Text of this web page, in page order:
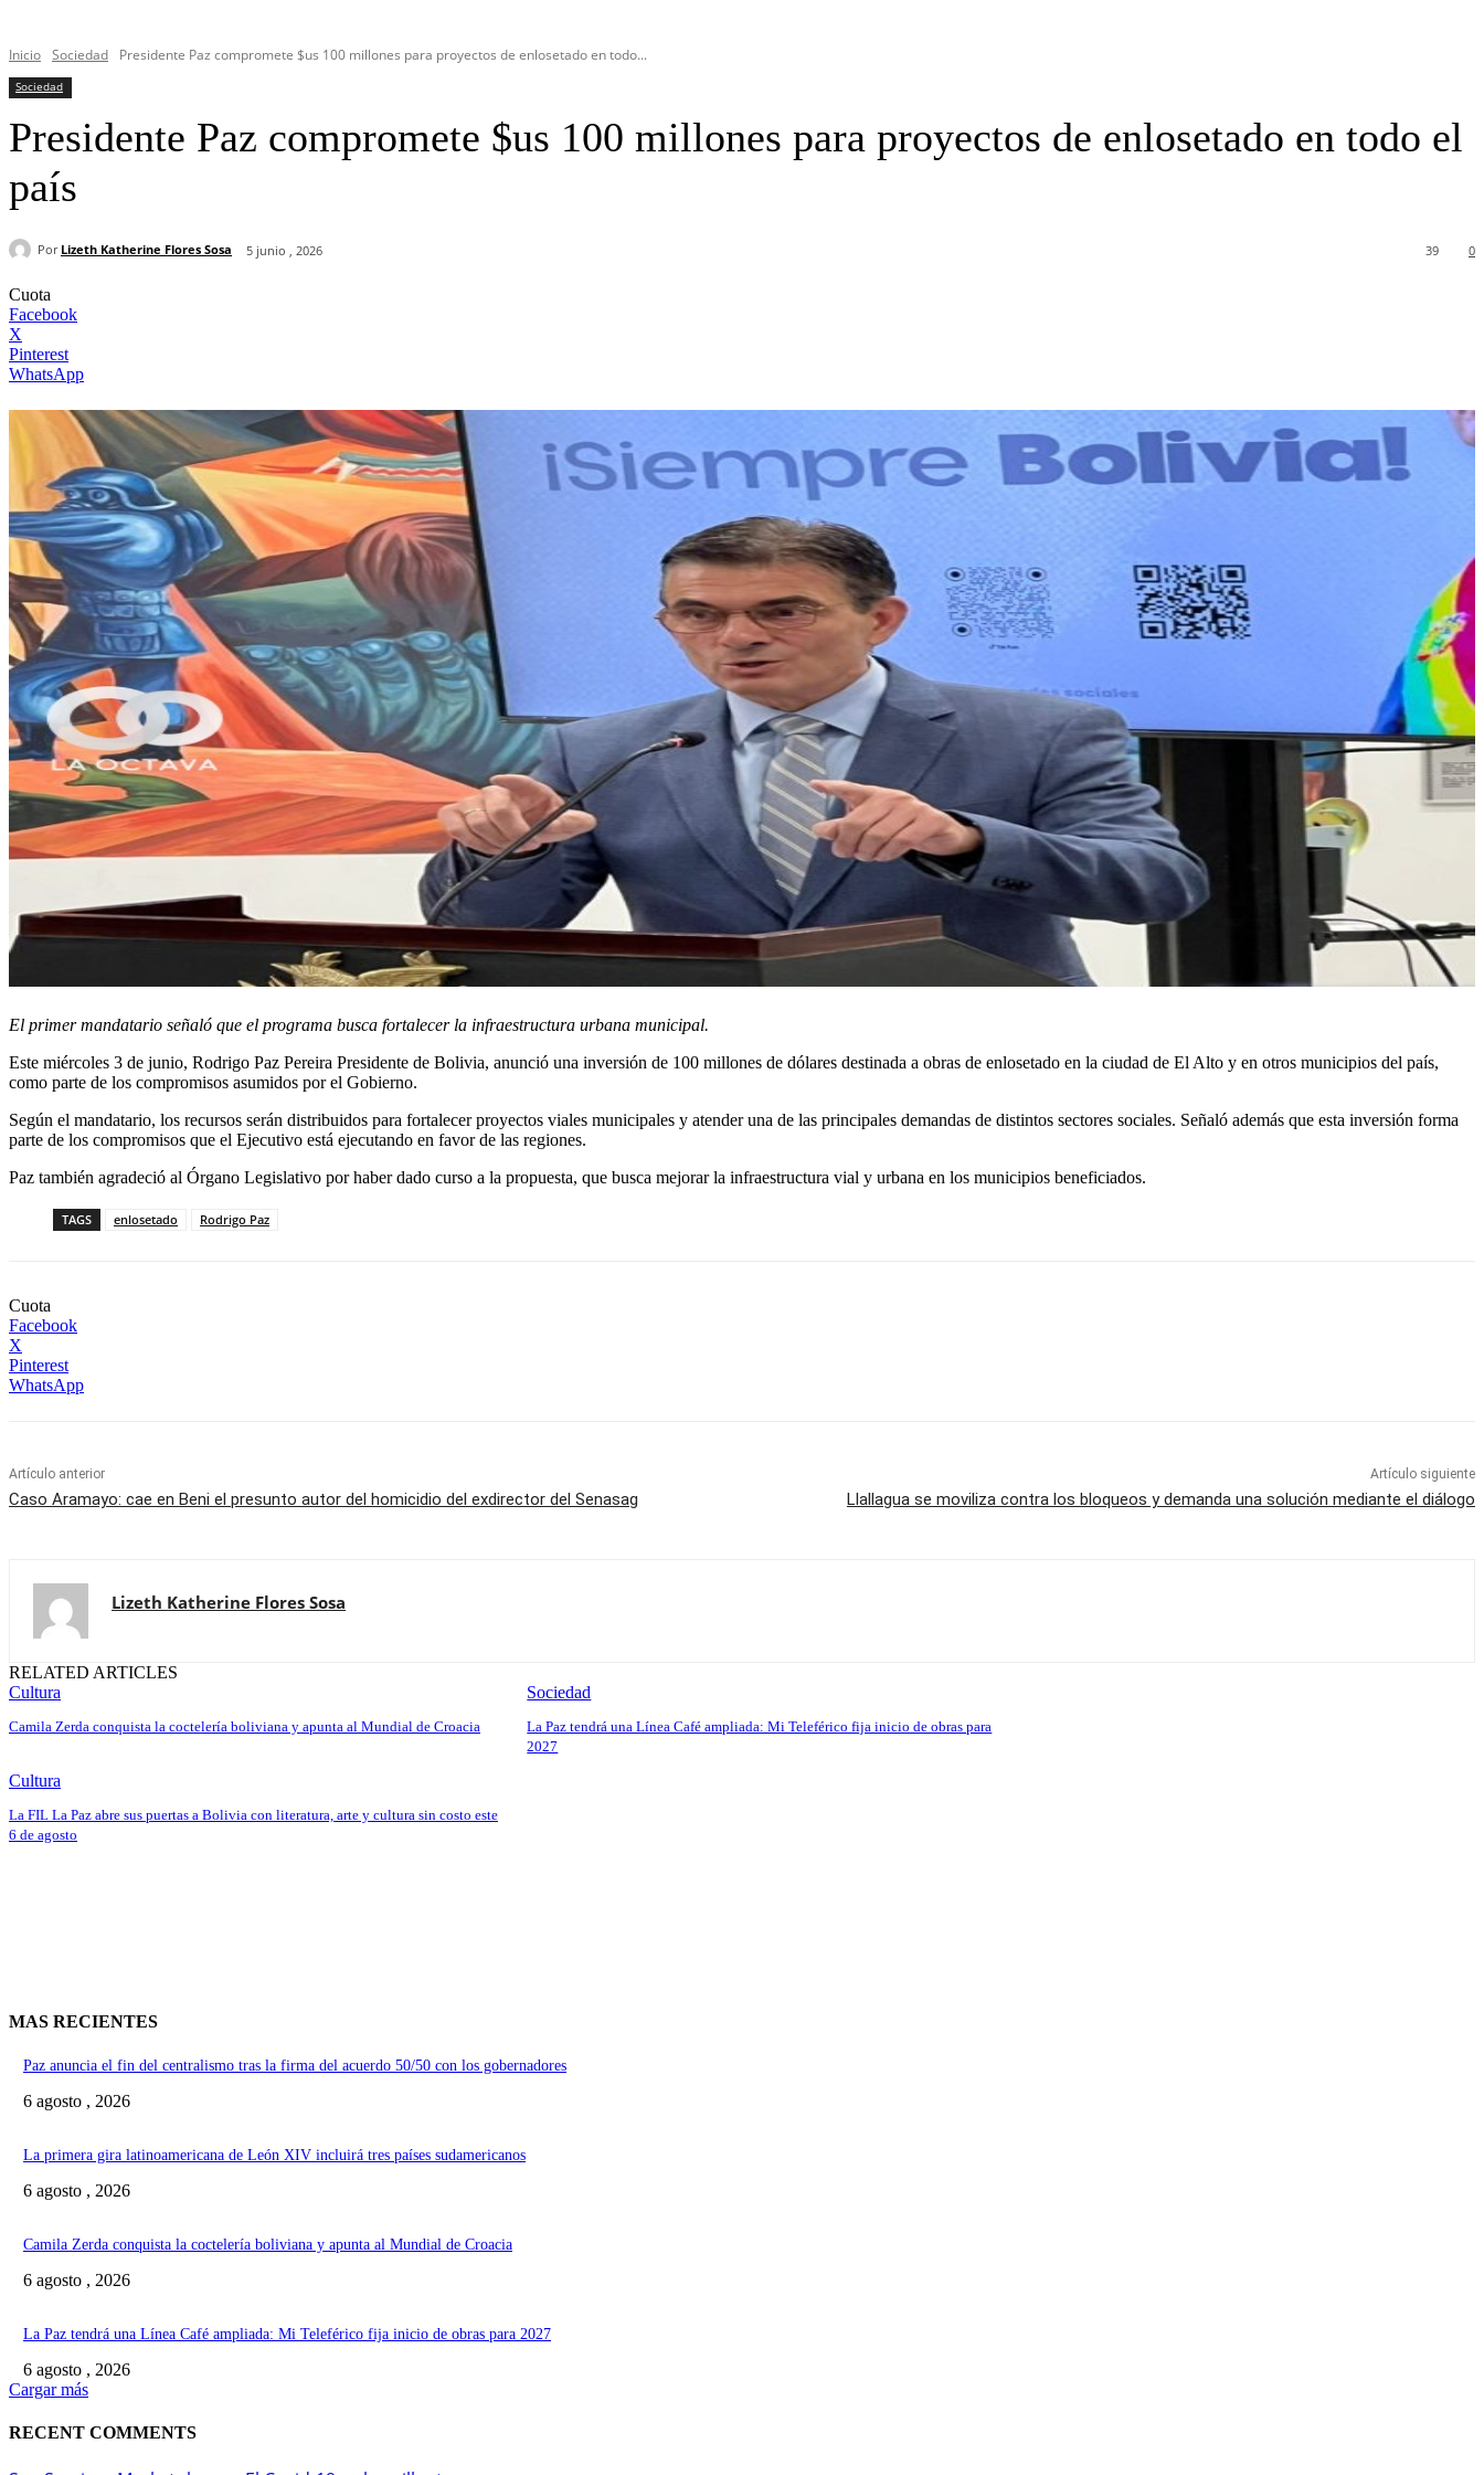
Inicio Sociedad Presidente Paz compromete $us 100 millones para proyectos de enlosetado en todo...
Sociedad
Presidente Paz compromete $us 100 millones para proyectos de enlosetado en todo el
país
Por Lizeth Katherine Flores Sosa 5 junio , 2026 0
39
Cuota
Facebook
X
Pinterest
WhatsApp
El primer mandatario señaló que el programa busca fortalecer la infraestructura urbana municipal.
Este miércoles 3 de junio, Rodrigo Paz Pereira Presidente de Bolivia, anunció una inversión de 100 millones de dólares destinada a obras de enlosetado en la ciudad de El Alto y en otros municipios del país,
como parte de los compromisos asumidos por el Gobierno.
Según el mandatario, los recursos serán distribuidos para fortalecer proyectos viales municipales y atender una de las principales demandas de distintos sectores sociales. Señaló además que esta inversión forma
parte de los compromisos que el Ejecutivo está ejecutando en favor de las regiones.
Paz también agradeció al Órgano Legislativo por haber dado curso a la propuesta, que busca mejorar la infraestructura vial y urbana en los municipios beneficiados.
TAGS enlosetado Rodrigo Paz
Cuota
Facebook
X
Pinterest
WhatsApp
Artículo anterior
Caso Aramayo: cae en Beni el presunto autor del homicidio del exdirector del Senasag
Artículo siguiente
Llallagua se moviliza contra los bloqueos y demanda una solución mediante el diálogo
Lizeth Katherine Flores Sosa
RELATED ARTICLES
Cultura
Camila Zerda conquista la coctelería boliviana y apunta al Mundial de Croacia
Sociedad
La Paz tendrá una Línea Café ampliada: Mi Teleférico fija inicio de obras para
2027
Cultura
La FIL La Paz abre sus puertas a Bolivia con literatura, arte y cultura sin costo este
6 de agosto
MAS RECIENTES
Paz anuncia el fin del centralismo tras la firma del acuerdo 50/50 con los gobernadores
6 agosto , 2026
La primera gira latinoamericana de León XIV incluirá tres países sudamericanos
6 agosto , 2026
Camila Zerda conquista la coctelería boliviana y apunta al Mundial de Croacia
6 agosto , 2026
La Paz tendrá una Línea Café ampliada: Mi Teleférico fija inicio de obras para 2027
6 agosto , 2026
Cargar más
RECENT COMMENTS